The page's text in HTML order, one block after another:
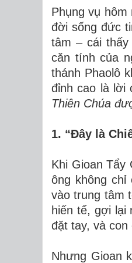
Phụng vụ
đời sống đức
tâm – cái
căn tính của
thánh Phaolô
đỉnh cao là lời
Thiên Chúa
1. “Đây là
Khi Gioan Tẩy
ông không
vào trung tâm
hiến tế, gợi lại
đặt tay, và con
Nhưng Gioan